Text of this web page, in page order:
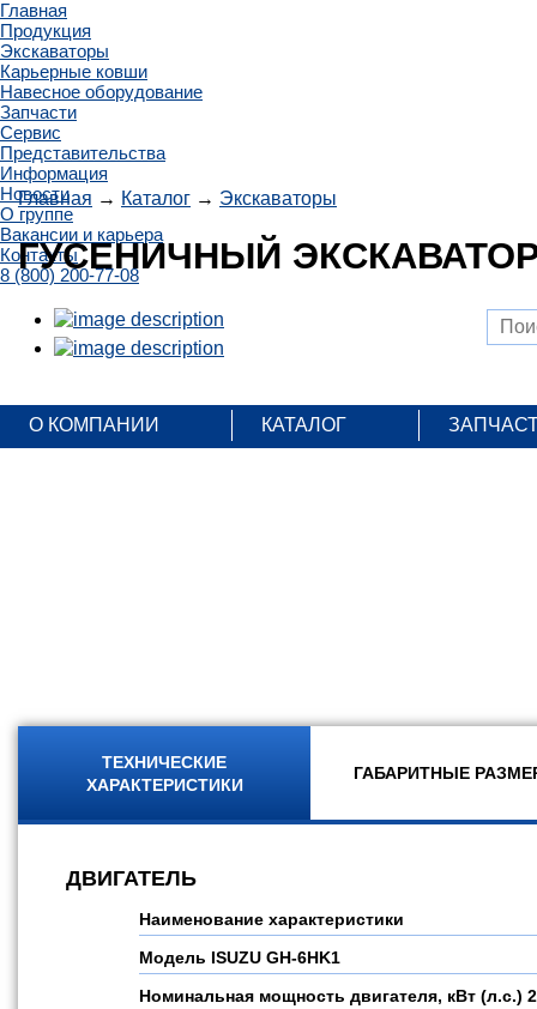
Главная
Продукция
Экскаваторы
Карьерные ковши
Навесное оборудование
Запчасти
Сервис
Представительства
Информация
Новости
О группе
Вакансии и карьера
Контакты
8 (800) 200-77-08
О КОМПАНИИ КАТАЛОГ
Главная → Каталог → Экскаваторы
ГУСЕНИЧНЫЙ ЭКСКАВАТОР
ТЕХНИЧЕСКИЕ
ХАРАКТЕРИСТИКИ
ГАБАРИТНЫЕ
ДВИГАТЕЛЬ
Наименование характеристики
Модель ISUZU GH-6HK1
Номинальная мощность двигателя, кВт (л.с.)